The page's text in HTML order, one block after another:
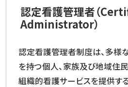
認定看護管理者（
Administrator）
認定看護管理者制度は、多様
を持つ個人、家族及び地域住
組織的看護サービスを提供す